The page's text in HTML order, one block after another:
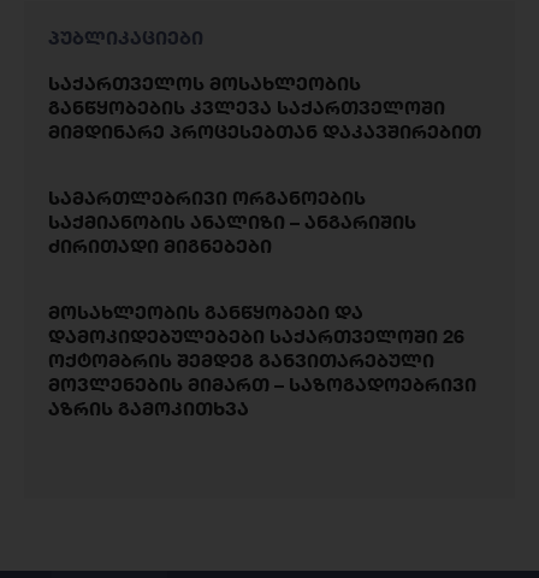
პუბლიკაციები
საქართველოს მოსახლეობის
განწყობების კვლევა საქართველოში
მიმდინარე პროცესებთან დაკავშირებით
სამართლებრივი ორგანოების
საქმიანობის ანალიზი – ანგარიშის
ძირითადი მიგნებები
მოსახლეობის განწყობები და
დამოკიდებულებები საქართველოში 26
ოქტომბრის შემდეგ განვითარებული
მოვლენების მიმართ – საზოგადოებრივი
აზრის გამოკითხვა